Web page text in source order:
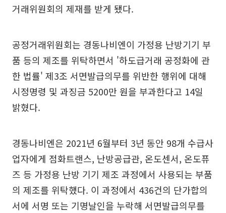
거래위원회의 제재를 받게 됐다.
공정거래위원회는 경동나비엔이 가정용 난방기기 부
품 등의 제조를 위탁하면서 '하도급거래 공정화에 관
한 법률' 제3조 서면발급의무를 위반한 행위에 대해
시정명령 및 과징금 5200만 원을 부과한다고 14일
밝혔다.
경동나비엔은 2021년 6월부터 3년 동안 98개 수급사
업자에게 점화트랜스, 난방공급관, 온도센서, 온도퓨
즈 등 가정용 난방 기기 제조 과정에서 사용되는 부품
의 제조를 위탁했다. 이 과정에서 436건의 단가합의
서에 서명 또는 기명날인을 누락해 서면발급의무를